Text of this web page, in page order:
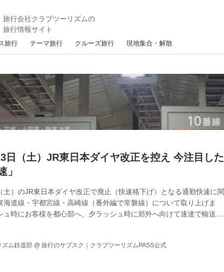
旅行 テーマ旅行 クルーズ旅行 現地集合・解散
日（土）JR東日本ダイヤ改正を控え 今注目した
」
土）のJR東日本ダイヤ改正で廃止（快速格下げ）となる通勤快速に関
海道線・宇都宮線・高崎線（番外編で常磐線）について取り上げま
ュ時にお客様を都心部へ、夕ラッシュ時に郊外へ向けて速達で輸送す
れ快速アクティ―・快速ラビット・快速アーバンに格下げとなりま
東京ライン開業後も東京発・上野発を守り「待てば座れる列車」とし
ズム鉄道部 @ 旅行のサブスク｜クラブツーリズムPASS公式